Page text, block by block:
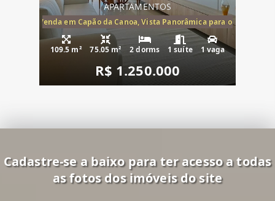
APARTAMENTOS
Mar à Venda em Capão da Canoa, Vista Panorâmica para o Mar, 2
109.5 m² 75.05 m² 2 dorms 1 suíte 1 vaga
R$ 1.250.000
Cadastre-se a baixo para ter acesso a todas
as fotos dos imóveis do site